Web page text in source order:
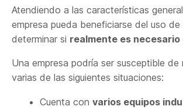
Atendiendo a las características
empresa pueda beneficiarse del uso
determinar si realmente es necesario
Una empresa podría ser susceptible de
varias de las siguientes situaciones:
Cuenta con varios equipos